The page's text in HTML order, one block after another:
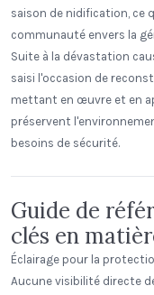
saison de nidification, ce
communauté envers la
Suite à la dévastation
saisi l'occasion de
mettant en œuvre et en
préservent
besoins de sécurité.
Guide de
clés en
Éclairage pour la
Aucune visibilité directe